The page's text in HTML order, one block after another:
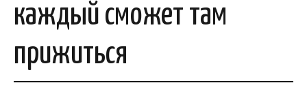
каждый сможет там
прижиться